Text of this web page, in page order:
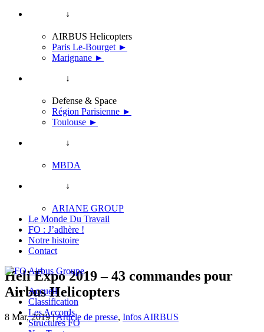
↓
AIRBUS Helicopters
Paris Le-Bourget ►
Marignane ►
↓
Defense & Space
Région Parisienne ►
Toulouse ►
↓
MBDA
↓
ARIANE GROUP
Le Monde Du Travail
FO : J’adhère !
Notre histoire
Contact
Accueil
Classification
Les Accords
Structures FO
Heli Expo 2019 – 43 commandes pour
Airbus Helicopters
8 Mar, 2019|Article de presse, Infos AIRBUS